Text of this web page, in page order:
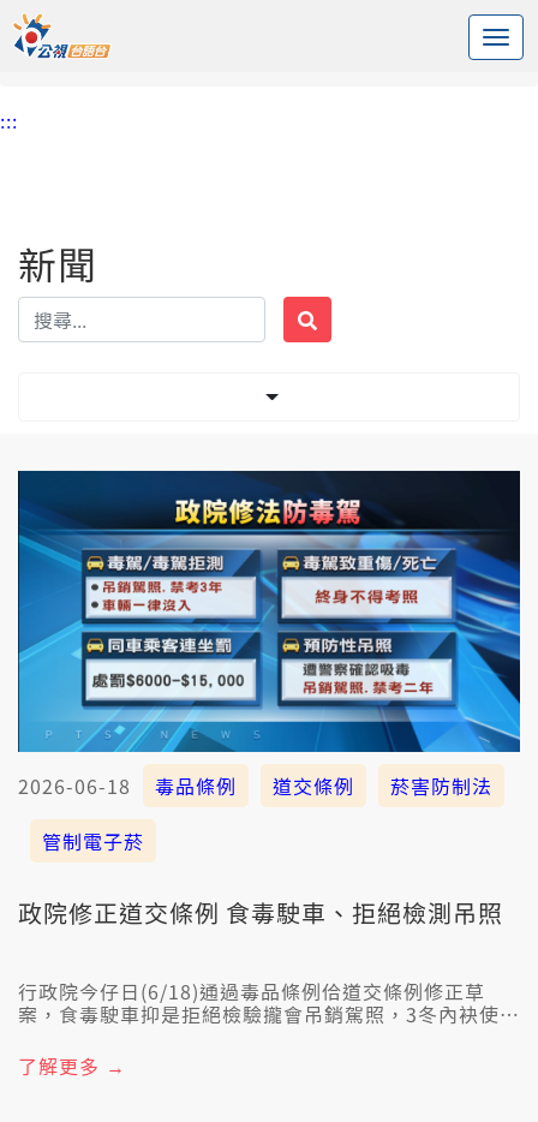
中央內容區塊
頭頁
:::
新聞
2026-06-18 毒品條例 道交條例
菸害防制法
管制電子菸
政院修正道交條例 食毒駛車、拒絕檢測吊照
行政院今仔日(6/18)通過毒品條例佮道交條例修正草
案，食毒駛車抑是拒絕檢驗攏會吊銷駕照，3冬內袂使閣
攏袂使考駕照。 抑坐仝車的嘛會連帶處罰，吊銷駕照，
2冬內袂使閣考，食毒駛車捷和電子薰有關係，行政院欲
了解更多 →